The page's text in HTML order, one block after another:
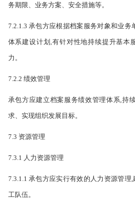
务期限、业务方案、安全措施等。
7.2.1.3 承包方应根据档案服务对象和业
体系建设计划,有针对性地持续提升基本
力。
7.2.2 绩效管理
承包方应建立档案服务绩效管理体系,持
求、实现组织发展目标。
7.3 资源管理
7.3.1 人力资源管理
7.3.1.1 承包方应实行有效的人力资源管
工队伍。